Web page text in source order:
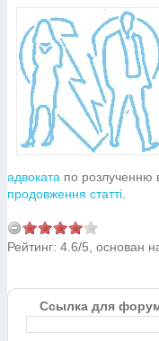
адвоката по розлученню
продовження статті.
Рейтинг: 4.6/5, основан
Ссылка для